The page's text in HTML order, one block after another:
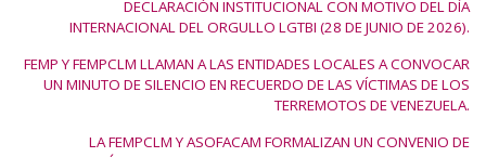
DECLARACIÓN INSTITUCIONAL CON MOTIVO DEL DÍA
INTERNACIONAL DEL ORGULLO LGTBI (28 DE JUNIO DE 2026).
FEMP Y FEMPCLM LLAMAN A LAS ENTIDADES LOCALES A CONVOCAR
UN MINUTO DE SILENCIO EN RECUERDO DE LAS VÍCTIMAS DE LOS
TERREMOTOS DE VENEZUELA.
LA FEMPCLM Y ASOFACAM FORMALIZAN UN CONVENIO DE